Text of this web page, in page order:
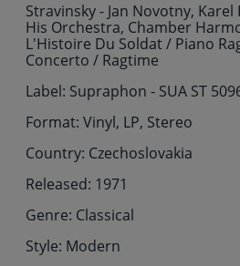
Stravinsky - Jan Novotny,
His Orchestra, Chamber
L'Histoire Du Soldat / Piano
Concerto / Ragtime
Label: Supraphon - SUA ST
Format: Vinyl, LP, Stereo
Country: Czechoslovakia
Released: 1971
Genre: Classical
Style: Modern